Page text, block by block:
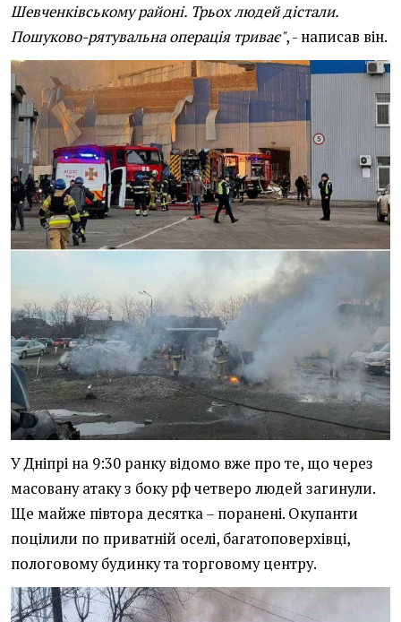
Шевченківському районі. Трьох людей дістали.
Пошуково-рятувальна операція триває", - написав він.
У Дніпрі на 9:30 ранку відомо вже про те, що через
масовану атаку з боку рф четверо людей загинули.
Ще майже півтора десятка – поранені. Окупанти
поцілили по приватній оселі, багатоповерхівці,
пологовому будинку та торговому центру.